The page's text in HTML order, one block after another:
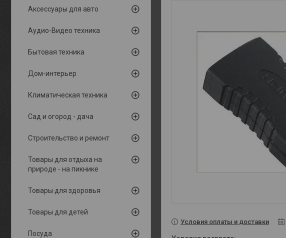
Условия оплаты и доставки
Аксессуары для авто
Аудио-Видео техника
Бытовая техника
Дом-интерьер
Климатическая техника
Сад и огород - дача
Строительство и ремонт
Товары для отдыха на
природе - на пикнике
Товары для здоровья
Товары для детей
Посуда